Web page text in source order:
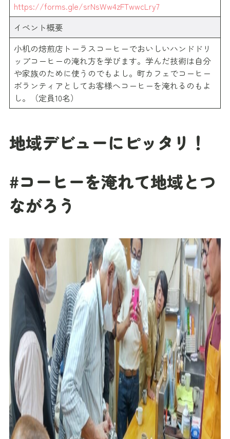
https://forms.gle/srNsWw4zFTwwcLry7
イベント概要
小机の焙煎店トーラスコーヒーでおいしいハンドドリ
ップコーヒーの淹れ方を学びます。学んだ技術は自分
や家族のために使うのでもよし。町カフェでコーヒー
ボランティアとしてお客様へコーヒーを淹れるのもよ
し。（定員10名）
地域デビューにピッタリ！
#コーヒーを淹れて地域とつ
ながろう